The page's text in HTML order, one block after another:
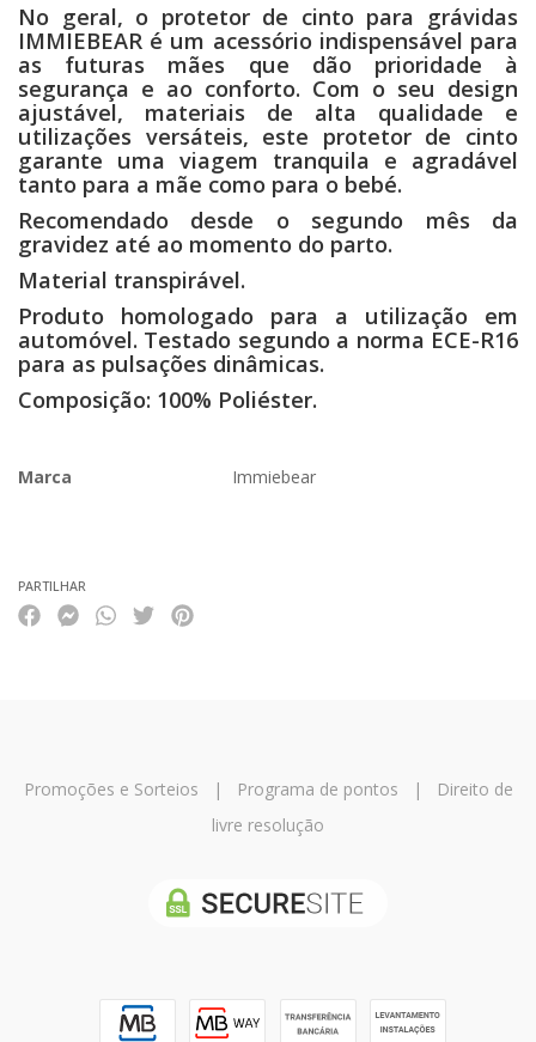
No geral, o protetor de cinto para grávidas
IMMIEBEAR é um acessório indispensável para
as futuras mães que dão prioridade à
segurança e ao conforto. Com o seu design
ajustável, materiais de alta qualidade e
utilizações versáteis, este protetor de cinto
garante uma viagem tranquila e agradável
tanto para a mãe como para o bebé.
Recomendado desde o segundo mês da
gravidez até ao momento do parto.
Material transpirável.
Produto homologado para a utilização em
automóvel. Testado segundo a norma ECE-R16
para as pulsações dinâmicas.
Composição: 100% Poliéster.
Marca
Immiebear
PARTILHAR
Promoções e Sorteios | Programa de pontos |
Direito de
livre resolução